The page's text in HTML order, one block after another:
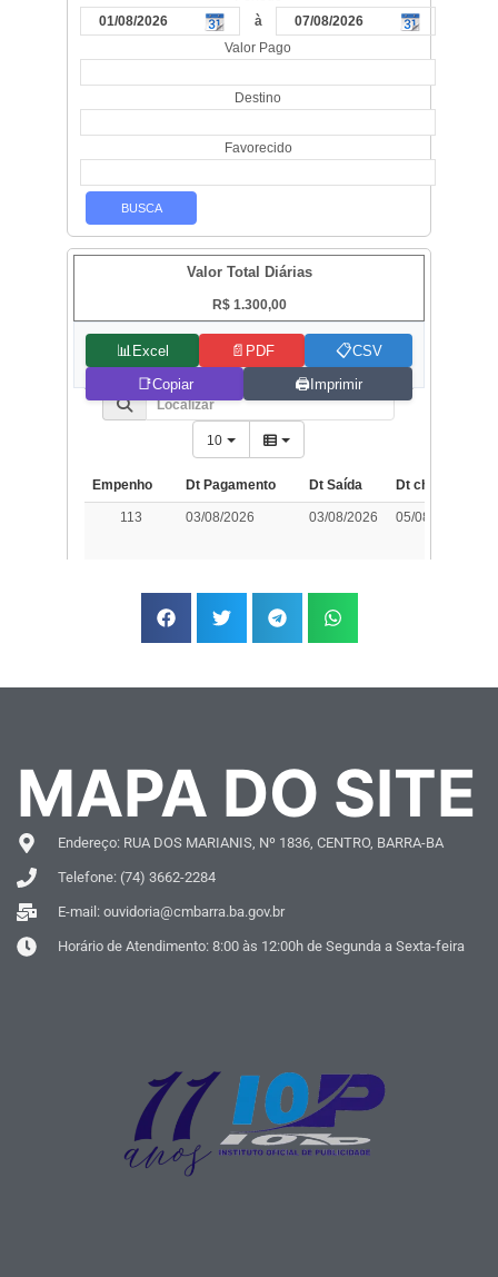
MAPA DO SITE
Endereço: RUA DOS MARIANIS, Nº 1836, CENTRO, BARRA-BA
Telefone: (74) 3662-2284
E-mail: ouvidoria@cmbarra.ba.gov.br
Horário de Atendimento: 8:00 às 12:00h de Segunda a Sexta-feira